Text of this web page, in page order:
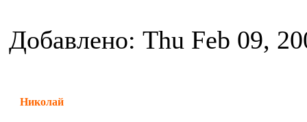
Добавлено: Thu Feb 09,
Николай